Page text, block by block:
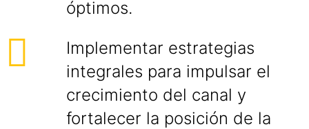
óptimos.
Implementar estrategias
integrales para impulsar el
crecimiento del canal y
fortalecer la posición de la